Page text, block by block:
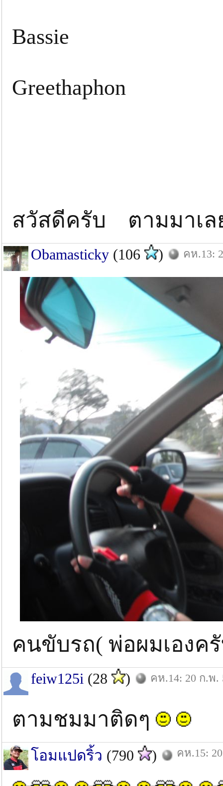
Bassie
Greethaphon
สวัสดีครับ ตามมาเ
Obamasticky (106 ) คห.13:
คนขับรถ( พ่อผมเอ
feiw125i (28 ) คห.14: 20 ก.พ.
ตามชมมาติดๆ
โอมแปดริ้ว (790 ) คห.15: